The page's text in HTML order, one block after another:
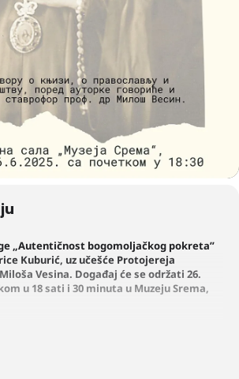
„Autentičnost bogomoljačkog pokreta”
Kuburić, uz učešće Protojereja
Vesina. Događaj će se održati 26.
u 18 sati i 30 minuta u Muzeju Srema,
u bogomoljački pokret i njegovo istorijsko
sa autorkom i uvaženim gostom
o temi i podstaći dublje razumevanje.